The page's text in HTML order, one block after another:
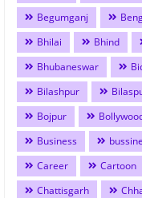
Begumganj
Bhilai
Bhind
Bhubaneswar
Bilashpur
Bojpur
Business
Career
Cartoon
Chattisgarh